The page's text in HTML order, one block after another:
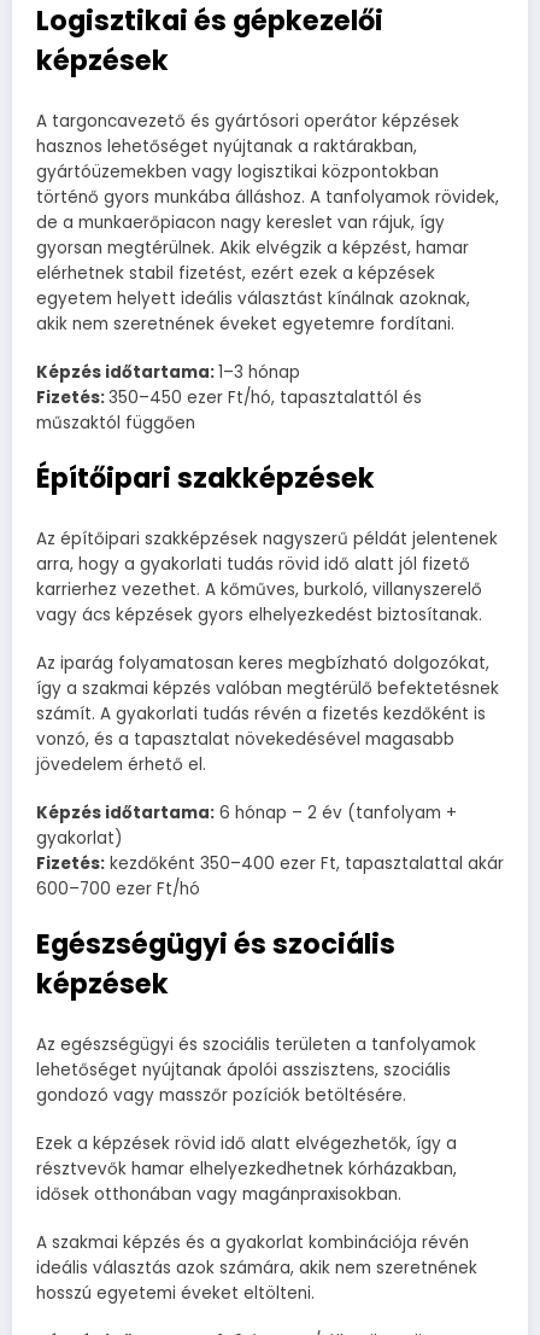
Logisztikai és gépkezelői
képzések
A targoncavezető és gyártósori operátor képzések
hasznos lehetőséget nyújtanak a raktárakban,
gyártóüzemekben vagy logisztikai központokban
történő gyors munkába álláshoz. A tanfolyamok rövidek,
de a munkaerőpiacon nagy kereslet van rájuk, így
gyorsan megtérülnek. Akik elvégzik a képzést, hamar
elérhetnek stabil fizetést, ezért ezek a képzések
egyetem helyett ideális választást kínálnak azoknak,
akik nem szeretnének éveket egyetemre fordítani.
Képzés időtartama:1–3 hónap
Fizetés:350–450 ezer Ft/hó, tapasztalattól és
műszaktól függően
Építőipari szakképzések
Az építőipari szakképzések nagyszerű példát jelentenek
arra, hogy a gyakorlati tudás rövid idő alatt jól fizető
karrierhez vezethet. A kőműves, burkoló, villanyszerelő
vagy ács képzések gyors elhelyezkedést biztosítanak.
Az iparág folyamatosan keres megbízható dolgozókat,
így a szakmai képzés valóban megtérülő befektetésnek
számít. A gyakorlati tudás révén a fizetés kezdőként is
vonzó, és a tapasztalat növekedésével magasabb
jövedelem érhető el.
Képzés időtartama: 6 hónap – 2 év (tanfolyam +
gyakorlat)
Fizetés: kezdőként 350–400 ezer Ft, tapasztalattal akár
600–700 ezer Ft/hó
Egészségügyi és szociális
képzések
Az egészségügyi és szociális területen a tanfolyamok
lehetőséget nyújtanak ápolói asszisztens, szociális
gondozó vagy masszőr pozíciók betöltésére.
Ezek a képzések rövid idő alatt elvégezhetők, így a
résztvevők hamar elhelyezkedhetnek kórházakban,
idősek otthonában vagy magánpraxisokban.
A szakmai képzés és a gyakorlat kombinációja révén
ideális választás azok számára, akik nem szeretnének
hosszú egyetemi éveket eltölteni.